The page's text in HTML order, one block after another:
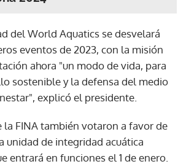
del World Aquatics se desvelará
eventos de 2023, con la misión
ahora "un modo de vida, para
sostenible y la defensa del medio
explicó el presidente.
la FINA también votaron a favor de
unidad de integridad acuática
entrará en funciones el 1 de enero.